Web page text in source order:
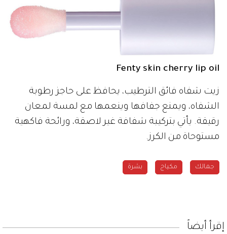
Fenty skin cherry lip oil
زيت شفاه فائق الترطيب، يحافظ على حاجز رطوبة
الشفاه، ويمنع جفافها وينعمها مع لمسة لمعان
رقيقة. يأتي بتركيبة شفافة غير لاصقة، ورائحة فاكهية
مستوحاة من الكرز.
جمالك مكياج بشرة
إقرأ أيضاً